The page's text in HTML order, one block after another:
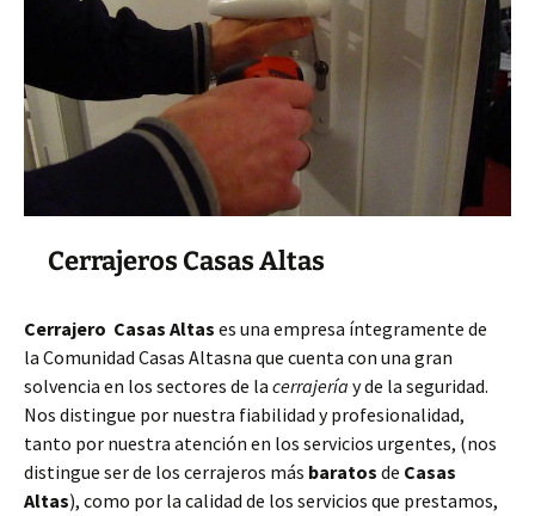
Cerrajeros Casas Altas
Cerrajero Casas Altas es una empresa íntegramente de
la Comunidad Casas Altasna que cuenta con una gran
solvencia en los sectores de la cerrajería y de la seguridad.
Nos distingue por nuestra fiabilidad y profesionalidad,
tanto por nuestra atención en los servicios urgentes, (nos
distingue ser de los cerrajeros más baratos de Casas
Altas), como por la calidad de los servicios que prestamos,